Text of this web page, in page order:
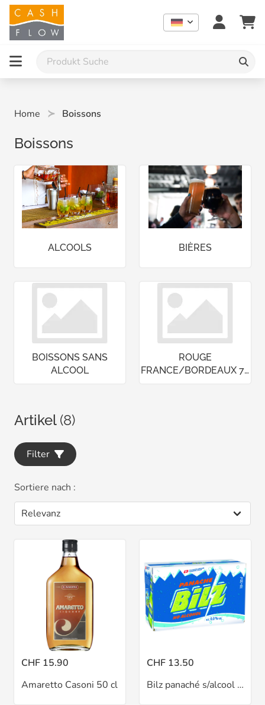
Home Boissons
Boissons
ALCOOLS BIÈRES
BOISSONS SANS
ALCOOL
ROUGE
FRANCE/BORDEAUX 75
Artikel (8)
Filter
Sortiere nach :
CHF 15.90
Amaretto Casoni 50 cl
CHF 13.50
Bilz panaché s/alcool 10x33 cl